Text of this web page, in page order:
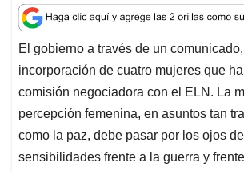
a
t
s
A
p
p
c
e
b
o
o
k
n
k
e
d
I
n
a
i
l
r
e
a
d
s
El gobierno a través de un
incorporación de cuatro mujeres que
comisión negociadora con el ELN. La
percepción femenina, en asuntos tan
como la paz, debe pasar por los ojos
sensibilidades frente a la guerra y